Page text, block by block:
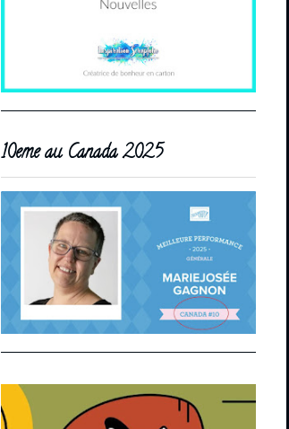
10eme au Canada 2025